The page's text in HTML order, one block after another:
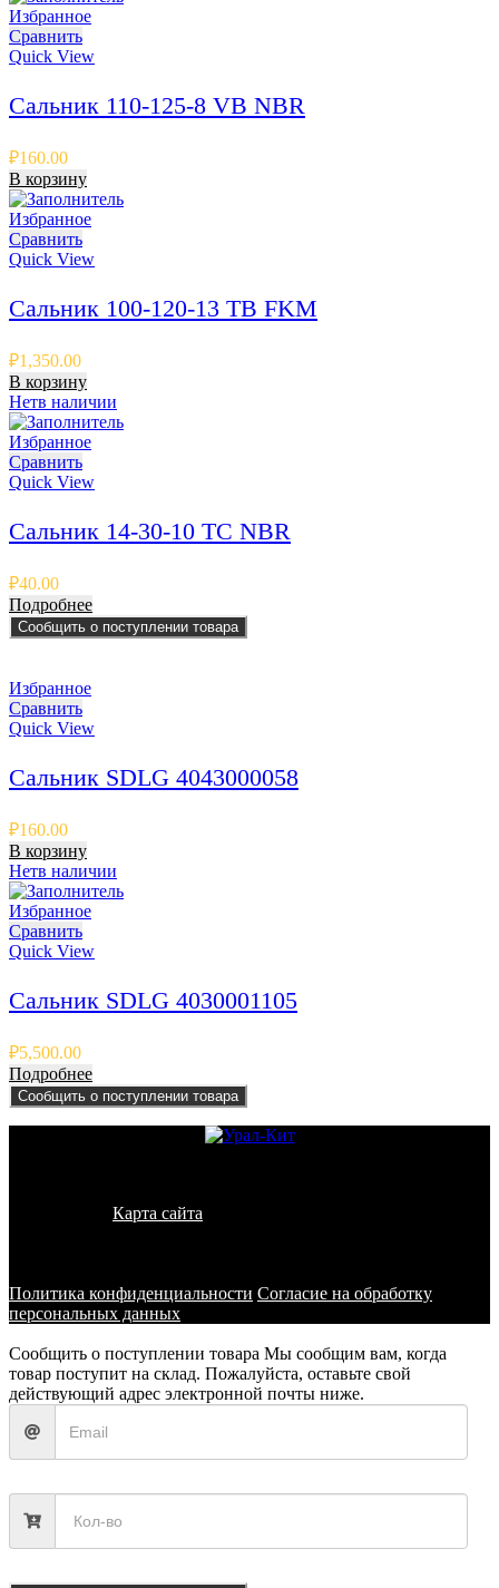
Избранное
Сравнить
Quick View
Сальник 110-125-8 VB NBR
₽160.00
В корзину
Избранное
Сравнить
Quick View
Сальник 100-120-13 TB FKM
₽1,350.00
В корзину
Нетв наличии
Избранное
Сравнить
Quick View
Сальник 14-30-10 TC NBR
₽40.00
Подробнее
Сообщить о поступлении товара
Избранное
Сравнить
Quick View
Сальник SDLG 4043000058
₽160.00
В корзину
Нетв наличии
Избранное
Сравнить
Quick View
Сальник SDLG 4030001105
₽5,500.00
Подробнее
Сообщить о поступлении товара
Карта сайта
Политика конфиденциальности Согласие на обработку
персональных данных
Сообщить о поступлении товара Мы сообщим вам, когда
товар поступит на склад. Пожалуйста, оставьте свой
действующий адрес электронной почты ниже.